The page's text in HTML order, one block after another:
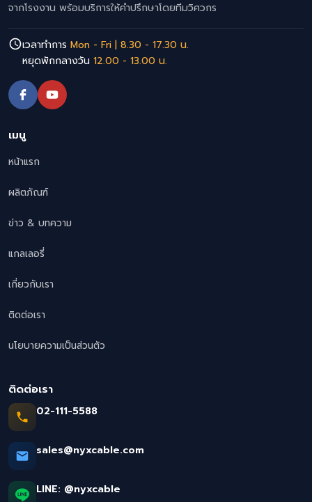
จากโรงงาน พร้อมบริการให้คำปรึกษาโดยทีมวิศวกร
เวลาทำการ Mon - Fri | 8.30 - 17.30 น.
หยุดพักกลางวัน 12.00 - 13.00 น.
เมนู
หน้าแรก
ผลิตภัณฑ์
ข่าว & บทความ
แกลเลอรี่
เกี่ยวกับเรา
ติดต่อเรา
นโยบายความเป็นส่วนตัว
ติดต่อเรา
02-111-5588
sales@nyxcable.com
LINE: @nyxcable